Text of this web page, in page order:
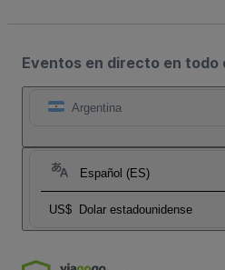
Eventos en directo en todo
Argentina
Español (ES)
US$ Dolar estadounidense